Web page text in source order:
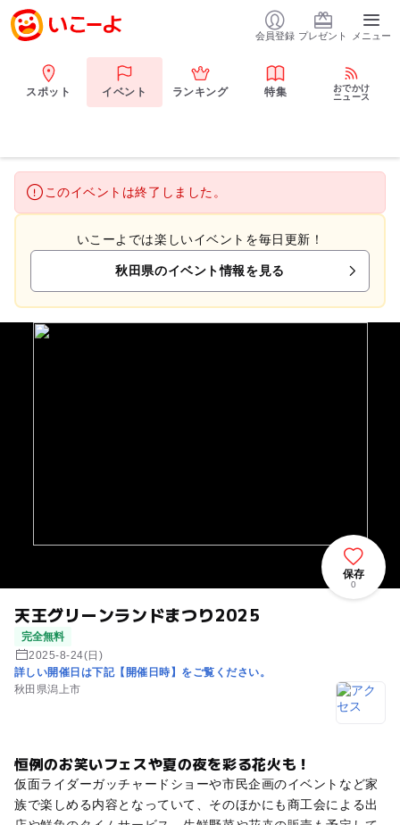
会員登録 プレゼント メニュー
スポット イベント ランキング 特集
おでかけ
ニュース
このイベントは終了しました。
いこーよでは楽しいイベントを毎日更新！
秋田県のイベント情報を見る
天王グリーンランドまつり2025
完全無料
2025-8-24(日)
詳しい開催日は下記【開催日時】をご覧ください。
秋田県潟上市
保存
0
恒例のお笑いフェスや夏の夜を彩る花火も！
仮面ライダーガッチャードショーや市民企画のイベントなど家
族で楽しめる内容となっていて、そのほかにも商工会による出